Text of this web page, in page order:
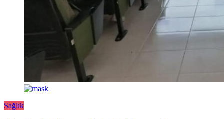
Sağlık